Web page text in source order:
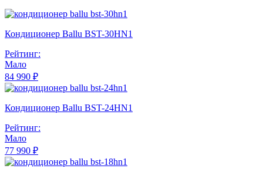
Кондиционер Ballu BST-30HN1
Рейтинг:
Мало
84 990 ₽
Кондиционер Ballu BST-24HN1
Рейтинг:
Мало
77 990 ₽